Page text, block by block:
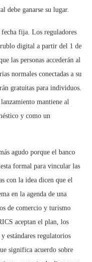
debe ganarse su lugar.
fija. Los reguladores
digital a partir del 1 de
las personas accederán al
normales conectadas a su
gratuitas para individuos.
mantiene al
y como un
agudo porque el banco
formal para vincular las
con la idea dicen que el
en la agenda de una
de comercio y turismo
aceptan el plan, los
estándares regulatorios
significa acuerdo sobre